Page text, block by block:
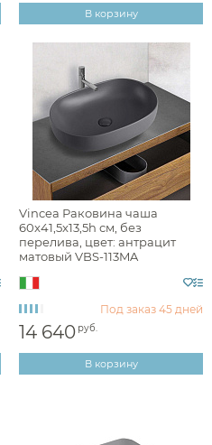
В корзину
Vincea Раковина чаша
60x41,5x13,5h см, без
перелива, цвет: антрацит
матовый VBS-113MA
Под заказ 45 дней
14 640 руб.
В корзину